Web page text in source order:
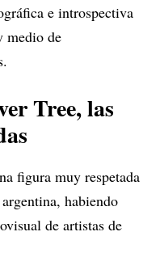
e introspectiva
medio de
Tree, las
figura muy respetada
habiendo
de artistas de